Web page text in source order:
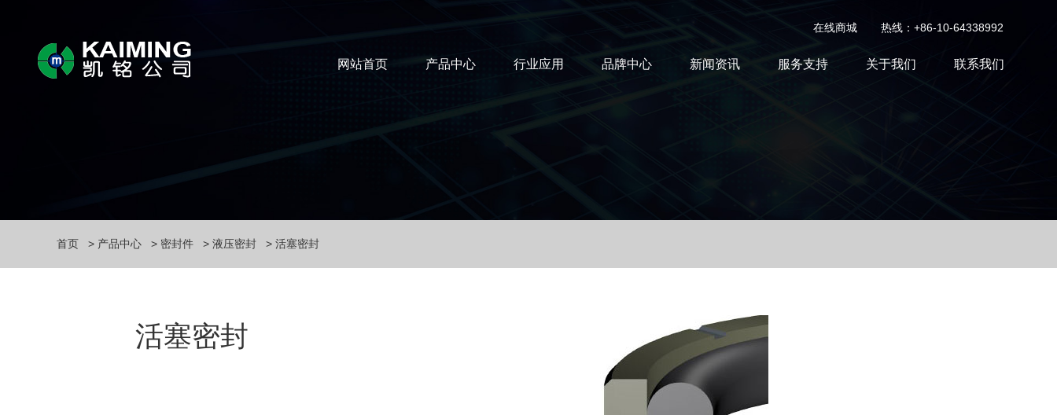
在线商城 热线：+86-10-64338992
网站首页 产品中心 行业应用 品牌中心 新闻资讯 服务支持 关于我们 联系我们
首页 产品中心 密封件 液压密封 活塞密封
活塞密封